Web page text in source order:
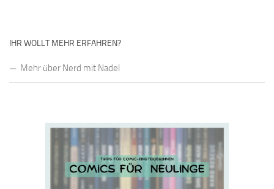
IHR WOLLT MEHR ERFAHREN?
Mehr über Nerd mit Nadel